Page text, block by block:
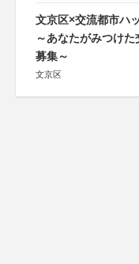
文京区×交流都市ハ
～あなたがみつけ
募集～
文京区